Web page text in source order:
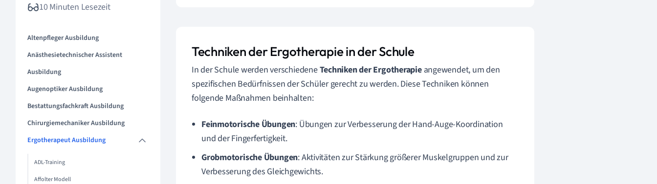
10 Minuten Lesezeit
Altenpfleger Ausbildung
Anästhesietechnischer Assistent
Ausbildung
Augenoptiker Ausbildung
Bestattungsfachkraft Ausbildung
Chirurgiemechaniker Ausbildung
Ergotherapeut Ausbildung
ADL-Training
Affolter Modell
Techniken der Ergotherapie in der Schule
In der Schule werden verschiedeneTechniken der Ergotherapieangewendet, um den
spezifischen Bedürfnissen der Schüler gerecht zu werden. Diese Techniken können
folgende Maßnahmen beinhalten:
Feinmotorische Übungen: Übungen zur Verbesserung der Hand-Auge-Koordination
und der Fingerfertigkeit.
Grobmotorische Übungen: Aktivitäten zur Stärkung größerer Muskelgruppen und zur
Verbesserung des Gleichgewichts.